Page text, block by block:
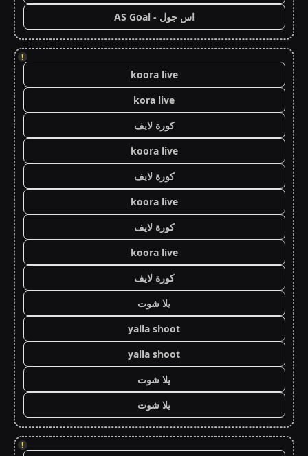
اس جول - AS Goal
!
koora live
kora live
كورة لايف
koora live
كورة لايف
koora live
كورة لايف
koora live
كورة لايف
يلا شوت
yalla shoot
yalla shoot
يلا شوت
يلا شوت
!